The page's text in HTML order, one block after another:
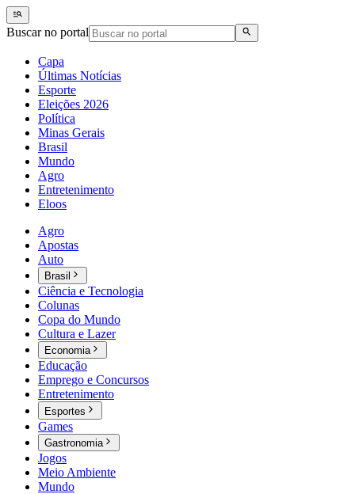
Buscar no portal
Capa
Últimas Notícias
Esporte
Eleições 2026
Política
Minas Gerais
Brasil
Mundo
Agro
Entretenimento
Eloos
Agro
Apostas
Auto
Brasil
Ciência e Tecnologia
Colunas
Copa do Mundo
Cultura e Lazer
Economia
Educação
Emprego e Concursos
Entretenimento
Esportes
Games
Gastronomia
Jogos
Meio Ambiente
Mundo